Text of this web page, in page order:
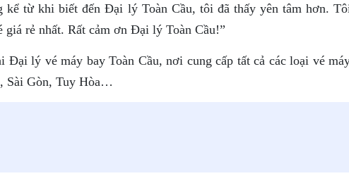
từ khi biết đến Đại lý Toàn Cầu, tôi đã thấy yên tâm hơn.
giá rẻ nhất. Rất cảm ơn Đại lý Toàn Cầu!”
Đại lý vé máy bay Toàn Cầu, nơi cung cấp tất cả các loại vé
Sài Gòn, Tuy Hòa…